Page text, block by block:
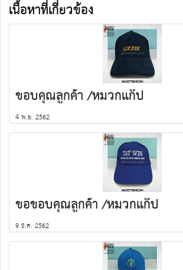
เนื้อหาที่เกี่ยวข้อง
ขอบคุณลูกค้า /หมวกแก๊ป
4 พ.ย. 2562
ขอขอบคุณลูกค้า​ /หมวกแก๊ป
9 ธ.ค. 2562